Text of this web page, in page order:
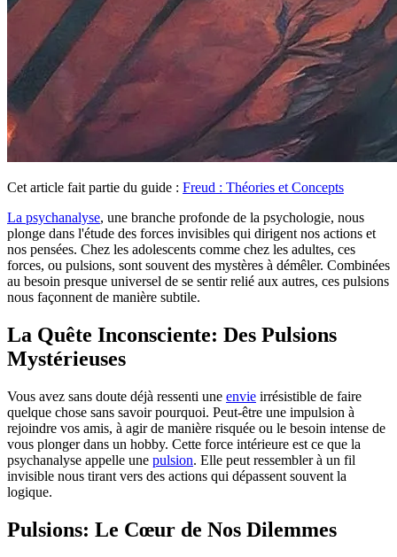
Cet article fait partie du guide : Freud : Théories et Concepts
La psychanalyse, une branche profonde de la psychologie, nous
plonge dans l'étude des forces invisibles qui dirigent nos actions et
nos pensées. Chez les adolescents comme chez les adultes, ces
forces, ou pulsions, sont souvent des mystères à démêler. Combinées
au besoin presque universel de se sentir relié aux autres, ces pulsions
nous façonnent de manière subtile.
La Quête Inconsciente: Des Pulsions
Mystérieuses
Vous avez sans doute déjà ressenti une envie irrésistible de faire
quelque chose sans savoir pourquoi. Peut-être une impulsion à
rejoindre vos amis, à agir de manière risquée ou le besoin intense de
vous plonger dans un hobby. Cette force intérieure est ce que la
psychanalyse appelle une pulsion. Elle peut ressembler à un fil
invisible nous tirant vers des actions qui dépassent souvent la
logique.
Pulsions: Le Cœur de Nos Dilemmes